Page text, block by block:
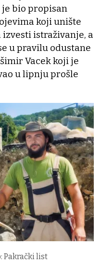
bio propisan
koji unište
istraživanje, a
u pravilu odustane
Vacek koji je
u lipnju prošle
Pakrački list